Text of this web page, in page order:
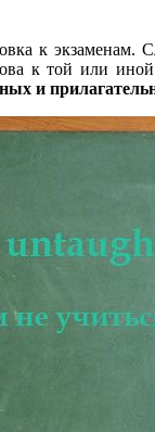
к экзаменам.
к той или
и